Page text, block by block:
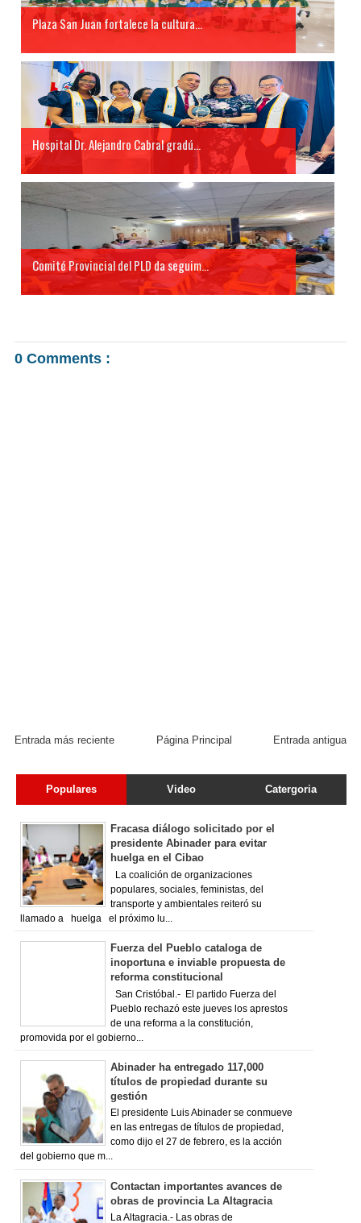
Plaza San Juan fortalece la cultura...
Hospital Dr. Alejandro Cabral gradú...
Comité Provincial del PLD da seguim...
0 Comments :
Entrada más reciente Entrada antigua
Página Principal
Populares Video Catergoria
Fracasa diálogo solicitado por el
presidente Abinader para evitar
huelga en el Cibao
La coalición de organizaciones
populares, sociales, feministas, del
transporte y ambientales reiteró su
llamado a huelga el próximo lu...
Fuerza del Pueblo cataloga de
inoportuna e inviable propuesta de
reforma constitucional
San Cristóbal.- El partido Fuerza del
Pueblo rechazó este jueves los aprestos
de una reforma a la constitución,
promovida por el gobierno...
Abinader ha entregado 117,000
títulos de propiedad durante su
gestión
El presidente Luis Abinader se conmueve
en las entregas de títulos de propiedad,
como dijo el 27 de febrero, es la acción
del gobierno que m...
Contactan importantes avances de
obras de provincia La Altagracia
La Altagracia.- Las obras de